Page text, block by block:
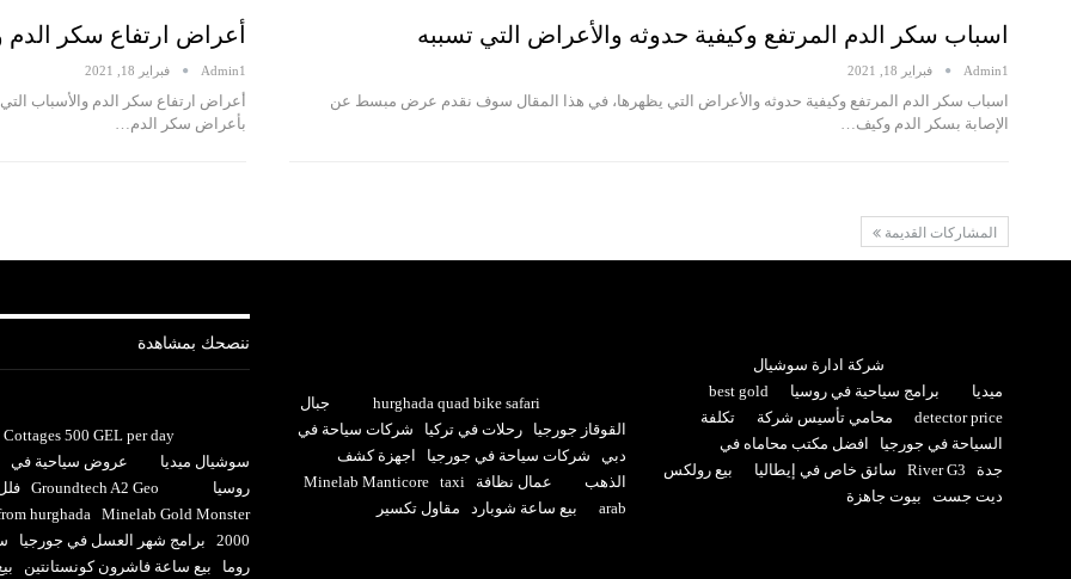
اسباب سكر الدم المرتفع وكيفية حدوثه والأعراض التي تسببه
Admin1 فبراير 18, 2021
اسباب سكر الدم المرتفع وكيفية حدوثه والأعراض التي يظهرها، في هذا المقال سوف نقدم عرض مبسط عن
الإصابة بسكر الدم وكيف…
أعراض ارتفاع سكر الدم
Admin1 فبراير 18, 2021
أعراض ارتفاع سكر الدم والأسباب
بأعراض سكر الدم…
المشاركات القديمة
شركة ادارة سوشيال
ميديا
برامج سياحية في روسيا
best gold
detector price
محامي تأسيس شركة
تكلفة
السياحة في جورجيا
افضل مكتب محاماه في
جدة
River G3 سائق خاص في إيطاليا
بيع رولكس
ديت جست
بيوت جاهزة
hurghada quad bike safari
جبال
القوقاز جورجيا
رحلات في تركيا
شركات سياحة في
دبي
شركات سياحة في جورجيا
اجهزة كشف
الذهب
عمال نظافة Minelab Manticore taxi
arab
بيع ساعة شوبارد مقاول تكسير
ننصحك بمشاهدة
Cottages 500 GEL per day
سوشيال ميديا
عروض سياحية في
روسيا
Groundtech A2 Geo
hurghada
Minelab Gold Monster
2000
برامج شهر العسل في جورجيا
روما
بيع ساعة فاشرون كونستانتين